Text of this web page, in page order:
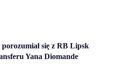
się z RB Lipsk
Yana Diomande